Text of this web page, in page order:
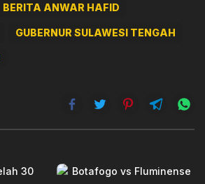
BERITA ANWAR HAFID
GUBERNUR SULAWESI TENGAH